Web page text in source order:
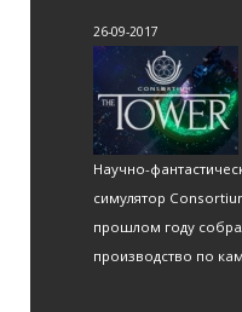
26-09-2017
Научно-
симулятор
прошлом году
производство по